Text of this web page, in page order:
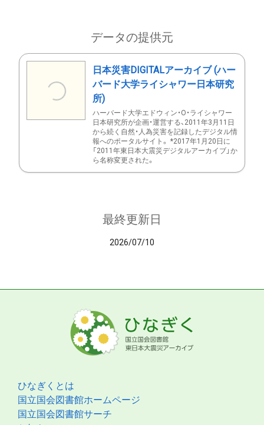
データの提供元
日本災害DIGITALアーカイブ (ハー
バード大学ライシャワー日本研究
所)
ハーバード大学エドウィン・O・ライシャワー
日本研究所が企画・運営する、2011年3月11日
から続く自然・人為災害を記録したデジタル情
報へのポータルサイト。 *2017年1月20日に
「2011年東日本大震災デジタルアーカイブ」か
ら名称変更された。
最終更新日
2026/07/10
ひなぎくとは
国立国会図書館ホームページ
国立国会図書館サーチ